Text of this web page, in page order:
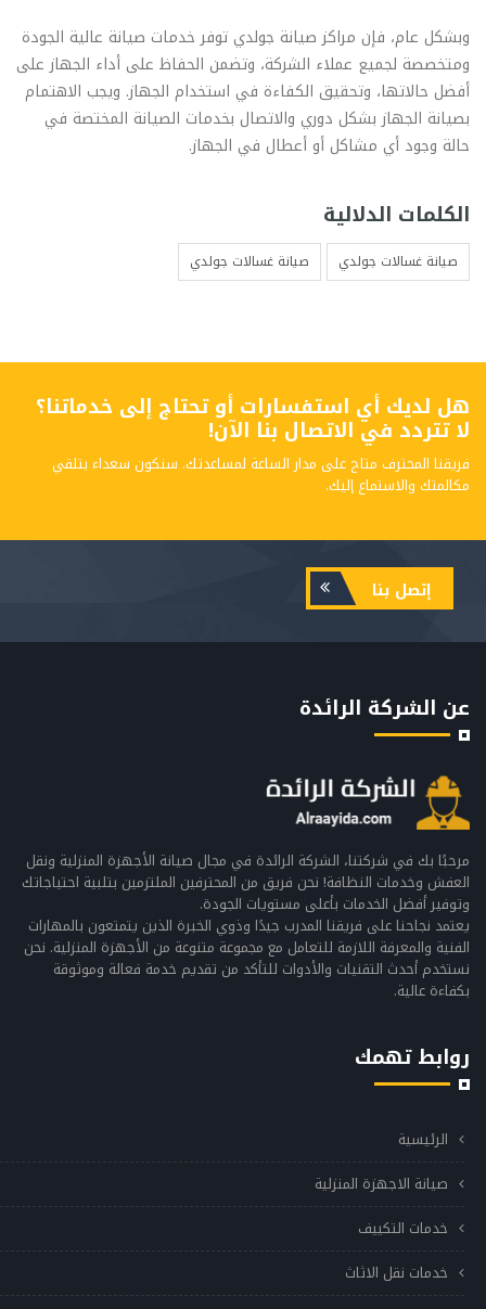
وبشكل عام، فإن مراكز صيانة جولدي توفر خدمات صيانة عالية الجودة
ومتخصصة لجميع عملاء الشركة، وتضمن الحفاظ على أداء الجهاز على
أفضل حالاتها، وتحقيق الكفاءة في استخدام الجهاز. ويجب الاهتمام
بصيانة الجهاز بشكل دوري والاتصال بخدمات الصيانة المختصة في
حالة وجود أي مشاكل أو أعطال في الجهاز.
الكلمات الدلالية
صيانة غسالات جولدي صيانة غسالات جولدي
هل لديك أي استفسارات أو تحتاج إلى خدماتنا؟
لا تتردد في الاتصال بنا الآن!
فريقنا المحترف متاح على مدار الساعة لمساعدتك. سنكون سعداء بتلقي
مكالمتك والاستماع إليك.
إتصل بنا
عن الشركة الرائدة
مرحبًا بك في شركتنا، الشركة الرائدة في مجال صيانة الأجهزة المنزلية ونقل
العفش وخدمات النظافة! نحن فريق من المحترفين الملتزمين بتلبية احتياجاتك
وتوفير أفضل الخدمات بأعلى مستويات الجودة.
يعتمد نجاحنا على فريقنا المدرب جيدًا وذوي الخبرة الذين يتمتعون بالمهارات
الفنية والمعرفة اللازمة للتعامل مع مجموعة متنوعة من الأجهزة المنزلية. نحن
نستخدم أحدث التقنيات والأدوات للتأكد من تقديم خدمة فعالة وموثوقة
بكفاءة عالية.
روابط تهمك
الرئيسية
صيانة الاجهزة المنزلية
خدمات التكييف
خدمات نقل الاثاث